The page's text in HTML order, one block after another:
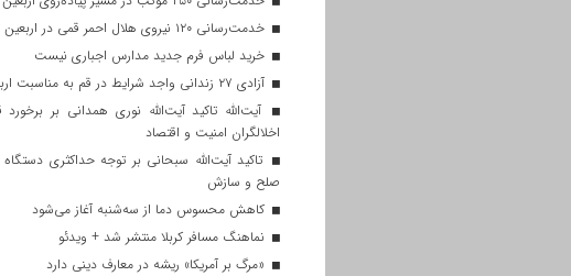
خدمت‌رسانی ۱۲۰ نیروی هلال احمر قمی در اربعین
خرید لباس فرم جدید مدارس اجباری نیست
آزادی ۲۷ زندانی واجد شرایط در قم به مناسبت اربعین
آیت‌الله تاکید آیت‌الله نوری همدانی بر برخورد
اخلالگران امنیت و اقتصاد
تاکید آیت‌الله‌ سبحانی بر توجه حداکثری
صلح و سازش
کاهش محسوس دما از سه‌شنبه آغاز می‌شود
نماهنگ مسافر کربلا منتشر شد + ویدئو
«مرگ بر آمریکا» ریشه در معارف دینی دارد